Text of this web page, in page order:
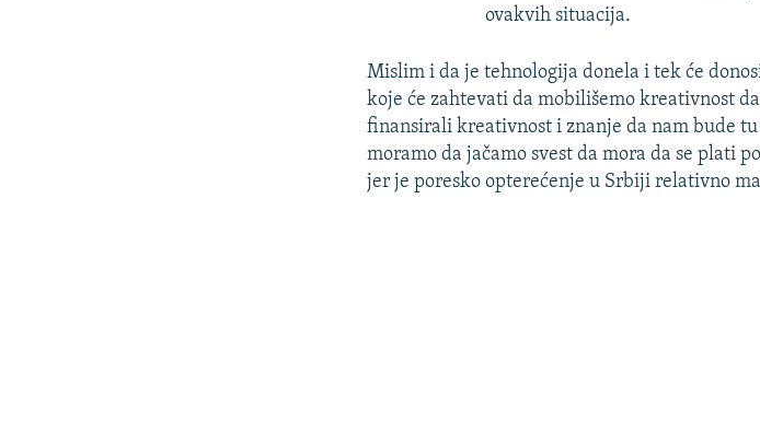
ovakvih situacija.
Mislim i da je tehnologija donela i tek će
koje će zahtevati da mobilišemo kreativnost
finansirali kreativnost i znanje da nam bude tu
moramo da jačamo svest da mora da se plati
jer je poresko opterećenje u Srbiji relativno